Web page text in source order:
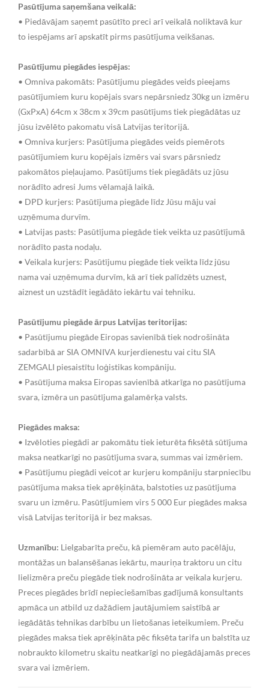
Pasūtījuma saņemšana veikalā:
• Piedāvājam saņemt pasūtīto preci arī veikalā noliktavā kur
to iespējams arī apskatīt pirms pasūtījuma veikšanas.
Pasūtījumu piegādes iespējas:
• Omniva pakomāts: Pasūtījumu piegādes veids pieejams
pasūtījumiem kuru kopējais svars nepārsniedz 30kg un izmēru
(GxPxA) 64cm x 38cm x 39cm pasūtījums tiek piegādātas uz
jūsu izvēlēto pakomatu visā Latvijas teritorijā.
• Omniva kurjers: Pasūtījuma piegādes veids piemērots
pasūtījumiem kuru kopējais izmērs vai svars pārsniedz
pakomātos pieļaujamo. Pasūtījums tiek piegādāts uz jūsu
norādīto adresi Jums vēlamajā laikā.
• DPD kurjers: Pasūtījuma piegāde līdz Jūsu māju vai
uzņēmuma durvīm.
• Latvijas pasts: Pasūtījuma piegāde tiek veikta uz pasūtījumā
norādīto pasta nodaļu.
• Veikala kurjers: Pasūtījumu piegāde tiek veikta līdz jūsu
nama vai uzņēmuma durvīm, kā arī tiek palīdzēts uznest,
aiznest un uzstādīt iegādāto iekārtu vai tehniku.
Pasūtījumu piegāde ārpus Latvijas teritorijas:
• Pasūtījumu piegāde Eiropas savienībā tiek nodrošināta
sadarbībā ar SIA OMNIVA kurjerdienestu vai citu SIA
ZEMGALI piesaistītu loģistikas kompāniju.
• Pasūtījuma maksa Eiropas savienībā atkarīga no pasūtījuma
svara, izmēra un pasūtījuma galamērķa valsts.
Piegādes maksa:
• Izvēloties piegādi ar pakomātu tiek ieturēta fiksētā sūtījuma
maksa neatkarīgi no pasūtījuma svara, summas vai izmēriem.
• Pasūtījumu piegādi veicot ar kurjeru kompāniju starpniecību
pasūtījuma maksa tiek aprēķināta, balstoties uz pasūtījuma
svaru un izmēru. Pasūtījumiem virs 5 000 Eur piegādes maksa
visā Latvijas teritorijā ir bez maksas.
Uzmanību: Lielgabarīta preču, kā piemēram auto pacēlāju,
montāžas un balansēšanas iekārtu, mauriņa traktoru un citu
lielizmēra preču piegāde tiek nodrošināta ar veikala kurjeru.
Preces piegādes brīdī nepieciešamības gadījumā konsultants
apmāca un atbild uz dažādiem jautājumiem saistībā ar
iegādātās tehnikas darbību un lietošanas ieteikumiem. Preču
piegādes maksa tiek aprēķināta pēc fiksēta tarifa un balstīta uz
nobraukto kilometru skaitu neatkarīgi no piegādājamās preces
svara vai izmēriem.